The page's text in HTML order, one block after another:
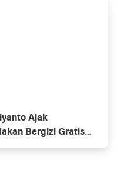
Ajak
Bergizi Gratis